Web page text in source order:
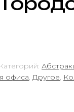
Категорий:
офиса, Другое,